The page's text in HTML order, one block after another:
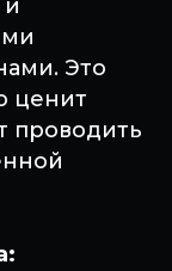
Это
ценит
проводить